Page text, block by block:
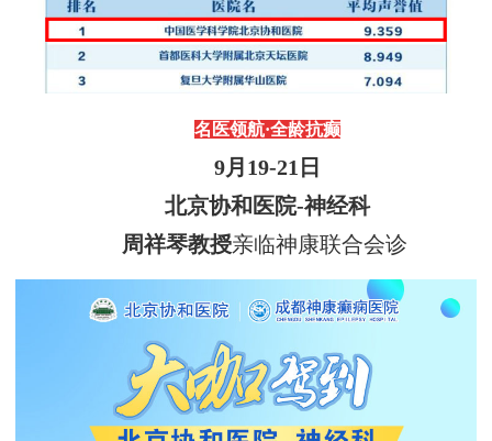
名医领航·全龄抗癫
9月 19-21 日
北京协和医院-神经科
周祥琴教授亲临神康联合会诊